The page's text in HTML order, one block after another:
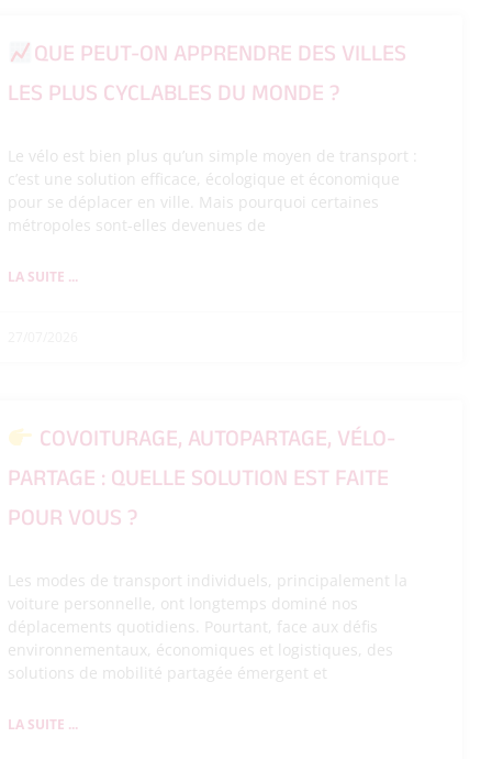
QUE PEUT-ON APPRENDRE DES VILLES
LES PLUS CYCLABLES DU MONDE ?
Le vélo est bien plus qu’un simple moyen de transport :
c’est une solution efficace, écologique et économique
pour se déplacer en ville. Mais pourquoi certaines
métropoles sont-elles devenues de
LA SUITE ...
COVOITURAGE, AUTOPARTAGE, VÉLO-
PARTAGE : QUELLE SOLUTION EST FAITE
POUR VOUS ?
Les modes de transport individuels, principalement la
voiture personnelle, ont longtemps dominé nos
déplacements quotidiens. Pourtant, face aux défis
environnementaux, économiques et logistiques, des
solutions de mobilité partagée émergent et
LA SUITE ...